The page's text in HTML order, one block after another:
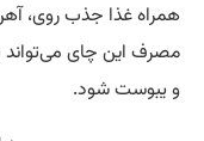
همراه غذا جذب روی،
مصرف این چای
و یبوست شود.